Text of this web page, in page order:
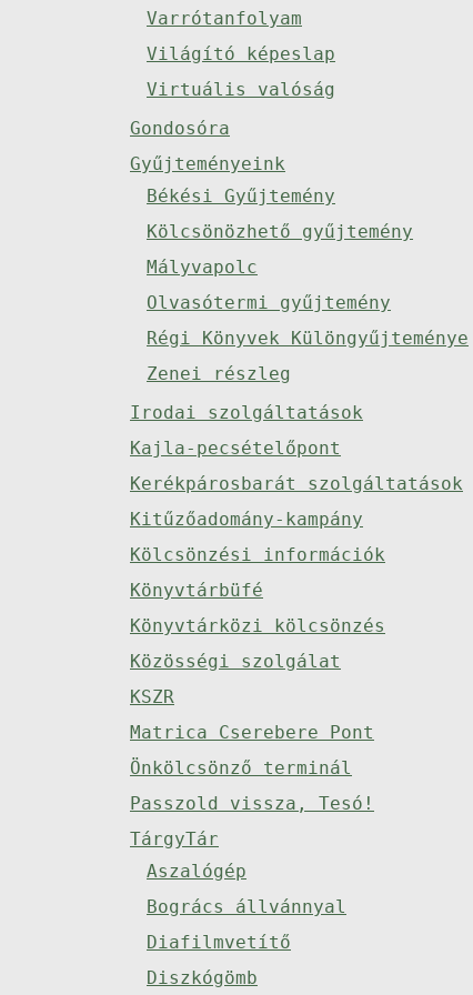
Varrótanfolyam
Világító képeslap
Virtuális valóság
Gondosóra
Gyűjteményeink
Békési Gyűjtemény
Kölcsönözhető gyűjtemény
Mályvapolc
Olvasótermi gyűjtemény
Régi Könyvek Különgyűjteménye
Zenei részleg
Irodai szolgáltatások
Kajla-pecsételőpont
Kerékpárosbarát szolgáltatások
Kitűzőadomány-kampány
Kölcsönzési információk
Könyvtárbüfé
Könyvtárközi kölcsönzés
Közösségi szolgálat
KSZR
Matrica Cserebere Pont
Önkölcsönző terminál
Passzold vissza, Tesó!
TárgyTár
Aszalógép
Bogrács állvánnyal
Diafilmvetítő
Diszkógömb